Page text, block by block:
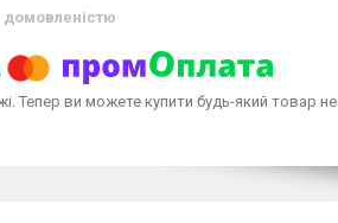
домовленістю
Тепер ви можете купити будь-який товар не